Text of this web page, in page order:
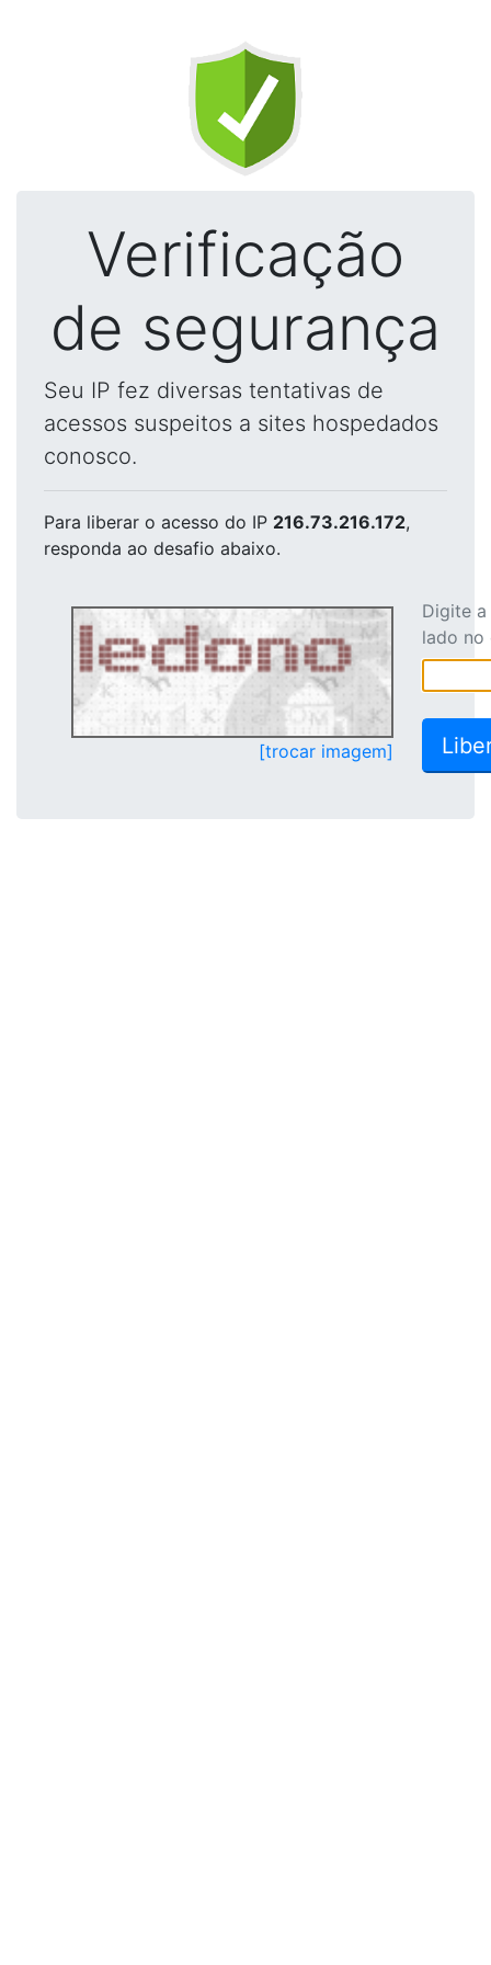
Verificação
de segurança
Seu IP fez diversas tentativas de
acessos suspeitos a sites hospedados
conosco.
Para liberar o acesso do IP 216.73.216.172,
responda ao desafio abaixo.
[trocar imagem]
Digite
lado no